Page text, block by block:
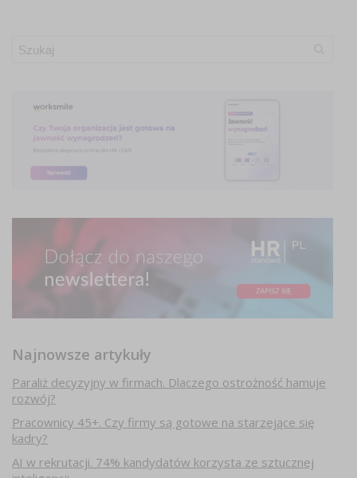
Najnowsze artykuły
Paraliż decyzyjny w firmach. Dlaczego ostrożność hamuje
rozwój?
Pracownicy 45+. Czy firmy są gotowe na starzejące się
kadry?
AI w rekrutacji. 74% kandydatów korzysta ze sztucznej